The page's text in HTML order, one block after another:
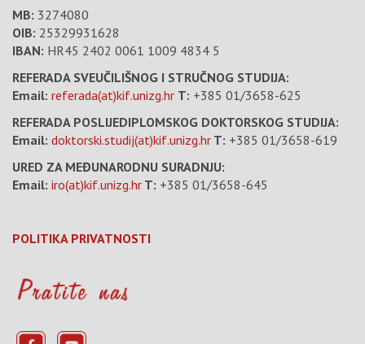
MB: 3274080
OIB: 25329931628
IBAN: HR45 2402 0061 1009 4834 5
REFERADA SVEUČILIŠNOG I STRUČNOG STUDIJA:
Email: referada(at)kif.unizg.hr T: +385 01/3658-625
REFERADA POSLIJEDIPLOMSKOG DOKTORSKOG STUDIJA:
Email: doktorski.studij(at)kif.unizg.hr T: +385 01/3658-619
URED ZA MEĐUNARODNU SURADNJU:
Email: iro(at)kif.unizg.hr T: +385 01/3658-645
POLITIKA PRIVATNOSTI